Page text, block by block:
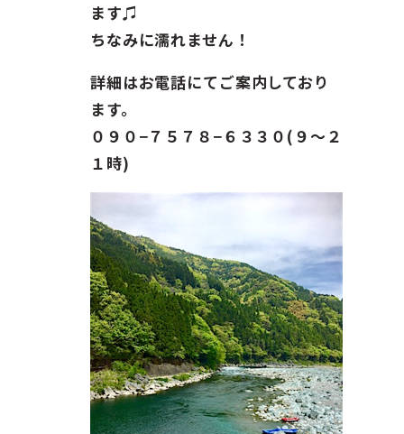
ます♫
ちなみに濡れません！
詳細はお電話にてご案内しており
ます。
０９０−７５７８−６３３０(９〜２
１時)